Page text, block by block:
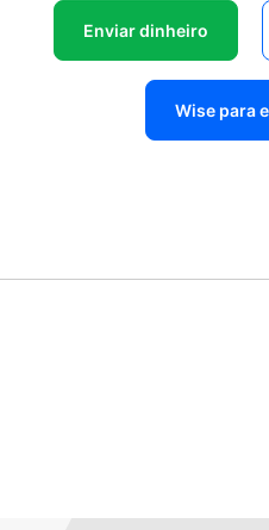
Enviar dinheiro
Wise para